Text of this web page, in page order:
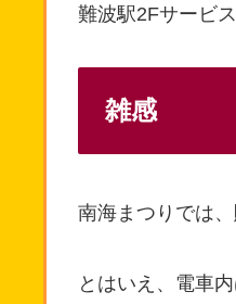
難波駅2Fサービ
雑感
南海まつりでは
とはいえ、電車